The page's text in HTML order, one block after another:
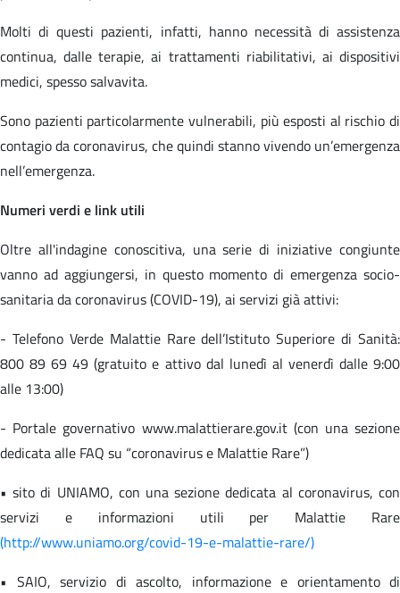
Molti di questi pazienti, infatti, hanno necessità di assistenza
continua, dalle terapie, ai trattamenti riabilitativi, ai dispositivi
medici, spesso salvavita.
Sono pazienti particolarmente vulnerabili, più esposti al rischio di
contagio da coronavirus, che quindi stanno vivendo un’emergenza
nell’emergenza.
Numeri verdi e link utili
Oltre all'indagine conoscitiva, una serie di iniziative congiunte
vanno ad aggiungersi, in questo momento di emergenza socio-
sanitaria da coronavirus (COVID-19), ai servizi già attivi:
- Telefono Verde Malattie Rare dell’Istituto Superiore di Sanità:
800 89 69 49 (gratuito e attivo dal lunedì al venerdì dalle 9:00
alle 13:00)
- Portale governativo www.malattierare.gov.it (con una sezione
dedicata alle FAQ su “coronavirus e Malattie Rare”)
• sito di UNIAMO, con una sezione dedicata al coronavirus, con
servizi e informazioni utili per Malattie Rare
(http://www.uniamo.org/covid-19-e-malattie-rare/)
• SAIO, servizio di ascolto, informazione e orientamento di